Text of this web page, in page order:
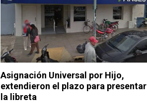
Asignación Universal por Hijo,
extendieron el plazo para presentar
la libreta